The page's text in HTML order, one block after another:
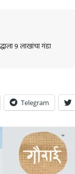
9 लाखांचा गंडा
Telegram